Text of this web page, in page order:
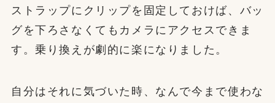
ストラップにクリップを固定しておけば、バッ
グを下ろさなくてもカメラにアクセスできま
す。乗り換えが劇的に楽になりました。
自分はそれに気づいた時、なんで今まで使わな